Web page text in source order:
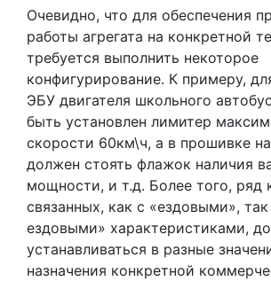
Очевидно, что для обеспечения
работы агрегата на конкретной
требуется выполнить некоторое
конфигурирование. К примеру,
ЭБУ двигателя школьного
быть установлен лимитер
скорости 60км\ч, а в прошивке
должен стоять флажок наличия
мощности, и т.д. Более того, ряд
связанных, как с «ездовыми»,
ездовыми» характеристиками,
устанавливаться в разные
назначения конкретной